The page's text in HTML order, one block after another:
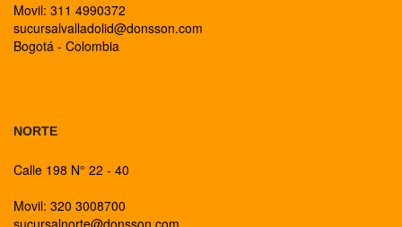
Movil: 311 4990372
sucursalvalladolid@donsson.com
Bogotá - Colombia
NORTE
Calle 198 N° 22 - 40
Movil: 320 3008700
sucursalnorte@donsson.com